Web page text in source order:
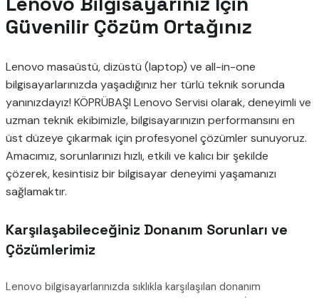
Güvenilir Çözüm Ortağınız
Lenovo masaüstü, dizüstü (laptop) ve all-in-one
bilgisayarlarınızda yaşadığınız her türlü teknik sorunda
yanınızdayız! KÖPRÜBAŞI Lenovo Servisi olarak, deneyimli ve
uzman teknik ekibimizle, bilgisayarınızın performansını en
üst düzeye çıkarmak için profesyonel çözümler sunuyoruz.
Amacımız, sorunlarınızı hızlı, etkili ve kalıcı bir şekilde
çözerek, kesintisiz bir bilgisayar deneyimi yaşamanızı
sağlamaktır.
Karşılaşabileceğiniz Donanım Sorunları ve
Çözümlerimiz
Lenovo bilgisayarlarınızda sıklıkla karşılaşılan donanım